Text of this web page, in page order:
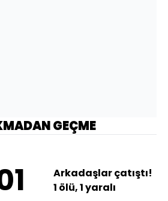
GEÇME
Arkadaşlar çatıştı!
1 ölü, 1 yaralı